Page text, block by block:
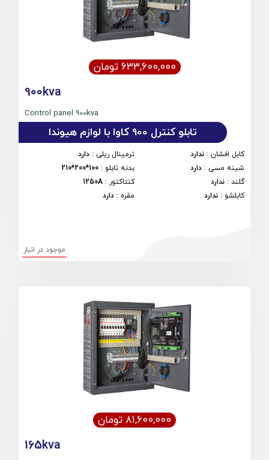
۶۳۳,۶۰۰,۰۰۰ تومان
900kva
Control panel 900kva
تابلو کنترل 900 کاوا با لوازم هیوندا
کابل افشان : ندارد ترمینال ریلی : دارد
شینه مسی : دارد بدنه تابلو :
100*200*210
گلند : ندارد کنتاکتور :
1250A
کابلشو : ندارد مقره : دارد
موجود در انبار
۸۱,۶۰۰,۰۰۰ تومان
165kva